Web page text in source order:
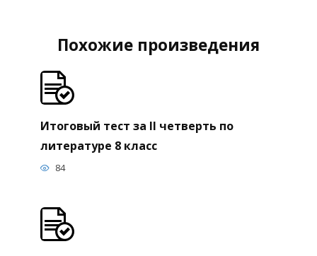
Похожие произведения
Итоговый тест за II четверть по
литературе 8 класс
84